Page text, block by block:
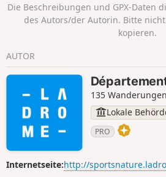
Dorfes, auf dem drei Kreuze stehen,
bietet einen herrlichen
mit einer Orientierungstafel. 270°-
Panorama auf die Ausläufer des
Becs, Montagne de Couspeau, den
Norden des Rhonetals und die Berge
der Ardèche.
Die Beschreibungen und GPX-Daten
des Autors/der Autorin. Bitte
kopieren.
AUTOR
135 Wanderungen
Lokale
PRO
Internetseite:http://